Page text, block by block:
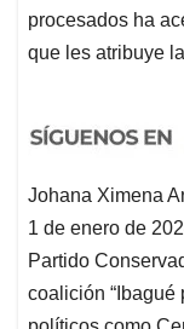
procesados ha
que les atribuye
Johana Ximena
1 de enero de
Partido
coalición “Ibagué